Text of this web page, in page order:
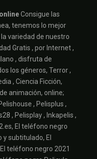
Consigue las
tenemos lo mejor
variedad de nuestro
Gratis , por Internet ,
, disfruta de
los géneros, Terror ,
, Ciencia Ficción,
animación, online;
, Pelisplus ,
, Pelisplay , Inkapelis ,
El teléfono negro
subtitulado, El
teléfono negro 2021